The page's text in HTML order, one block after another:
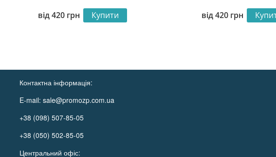
від420 грн Купити
від420 грн
Контактна інформація:
E-mail:sale@promozp.com.ua
+38 (098) 507-85-05
+38 (050) 502-85-05
Центральний офіс: